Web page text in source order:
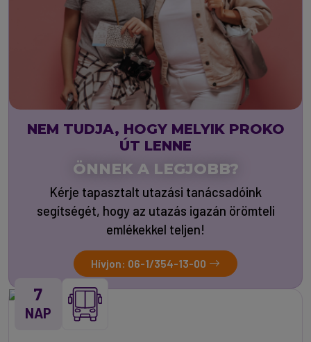
NEM TUDJA, HOGY MELYIK PROKO
ÚT LENNE
ÖNNEK A LEGJOBB?
Kérje tapasztalt utazási tanácsadóink
segítségét, hogy az utazás igazán örömteli
emlékekkel teljen!
Hívjon: 06-1/354-13-00
7
NAP